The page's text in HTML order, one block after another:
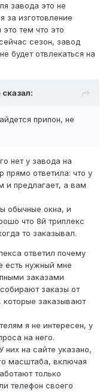
завода это не
за изготовление
тем что это
сезон, завод
будет отвлекаться на
сказал:
припон, не
нет у завода на
прямо ответила: что у
и предлагает, а вам
обычные окна, и
что 8й триплекс
то заказывал.
ответил почему
есть нужный мне
заказами
заказы от
которые заказывают
я не интересен, у
на него.
них на сайте указано,
масштаба, включая
только
телефон своего